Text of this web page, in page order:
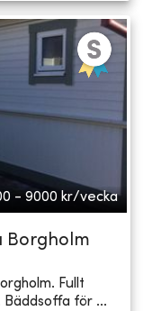
- 9000 kr/vecka
Borgholm
Fullt
för ...